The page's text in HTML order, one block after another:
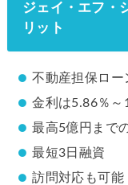
ジェイ・エフ・
リット
不動産担保ロ
金利は5.86％～
最高5億円まで
最短3日融資
訪問対応も可能